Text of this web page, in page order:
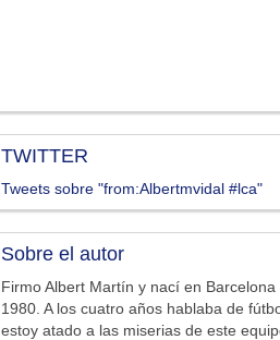
TWITTER
Tweets sobre "from:Albertmvidal #lca"
Sobre el autor
Firmo Albert Martín y nací en Barcelona
1980. A los cuatro años hablaba de
estoy atado a las miserias de este